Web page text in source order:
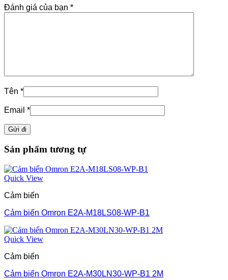
Đánh giá của bạn *
Tên *
Email *
Sản phẩm tương tự
Quick View
Cảm biến
Cảm biến Omron E2A-M18LS08-WP-B1
Quick View
Cảm biến
Cảm biến Omron E2A-M30LN30-WP-B1 2M